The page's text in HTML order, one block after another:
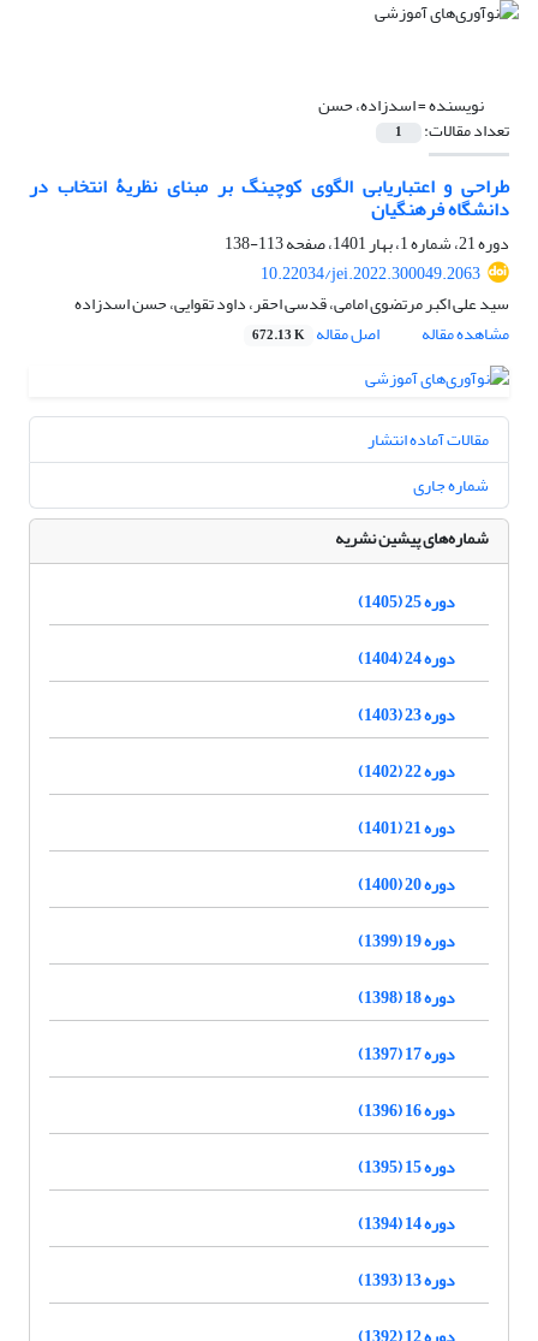
نویسنده =اسدزاده، حسن
تعداد مقالات: 1
طراحی و اعتباریابی الگوی کوچینگ بر مبنای نظریۀ انتخاب در
دانشگاه فرهنگیان
دوره 21، شماره 1، بهار 1401، صفحه
113-138
10.22034/jei.2022.300049.2063
سید علی اکبر مرتضوی امامی، قدسی احقر، داود تقوایی، حسن اسدزاده
مشاهده مقاله
اصل مقاله 672.13 K
مقالات آماده انتشار
شماره جاری
شماره‌های پیشین نشریه
دوره 25 (1405)
دوره 24 (1404)
دوره 23 (1403)
دوره 22 (1402)
دوره 21 (1401)
دوره 20 (1400)
دوره 19 (1399)
دوره 18 (1398)
دوره 17 (1397)
دوره 16 (1396)
دوره 15 (1395)
دوره 14 (1394)
دوره 13 (1393)